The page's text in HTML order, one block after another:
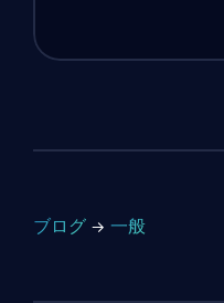
ブログ 一般